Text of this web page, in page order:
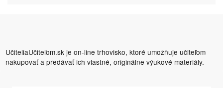
UčiteliaUčiteľom.sk je on-line trhovisko, ktoré umožňuje učiteľom
nakupovať a predávať ich vlastné, originálne výukové materiály.